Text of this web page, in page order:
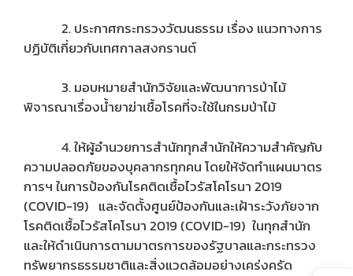
2. ประกาศกระทรวงวัฒนธรรม เรื่อง แนวทางการ
ปฏิบัติเกี่ยวกับเทศกาลสงกรานต์
3. มอบหมายสำนักวิจัยและพัฒนาการป่าไม้
พิจารณาเรื่องน้ำยาฆ่าเชื้อโรคที่จะใช้ในกรมป่าไม้
4. ให้ผู้อำนวยการสำนักทุกสำนักให้ความสำคัญกับ
ความปลอดภัยของบุคลากรทุกคน โดยให้จัดทำแผนมาตร
การฯ ในการป้องกันโรคติดเชื้อไวรัสโคโรนา 2019
(COVID-19) และจัดตั้งศูนย์ป้องกันและเฝ้าระวังภัยจาก
โรคติดเชื้อไวรัสโคโรนา 2019 (COVID-19) ในทุกสำนัก
และให้ดำเนินการตามมาตรการของรัฐบาลและกระทรวง
ทรัพยากรธรรมชาติและสิ่งแวดล้อมอย่างเคร่งครัด